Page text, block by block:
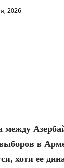
2026
между
в
хотя ее